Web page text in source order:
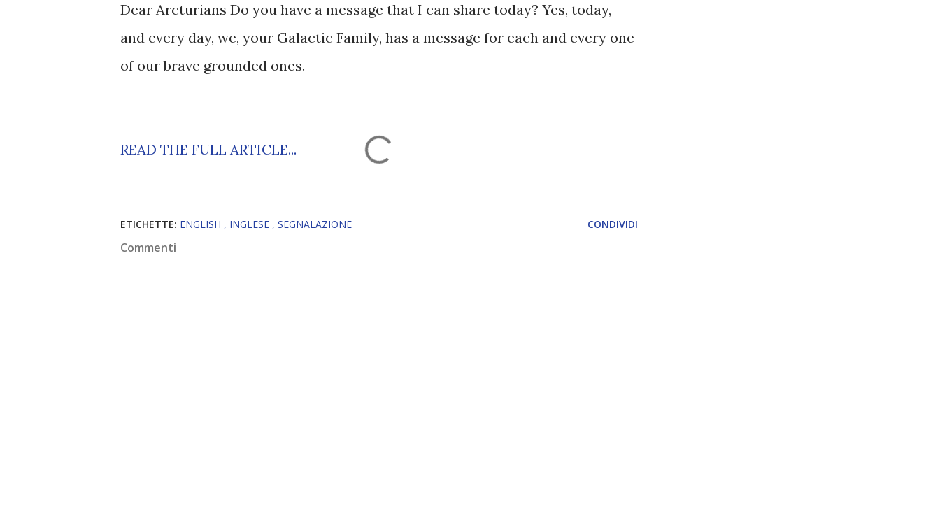
Dear Arcturians Do you have a message that I can share today? Yes, today,
and every day, we, your Galactic Family, has a message for each and every one
of our brave grounded ones.
READ THE FULL ARTICLE...
ETICHETTE: ENGLISH INGLESE SEGNALAZIONE CONDIVIDI
Commenti